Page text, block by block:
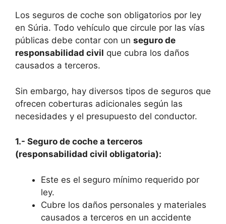
Los seguros de coche son obligatorios por ley
en Súria. Todo vehículo que circule por las vías
públicas debe contar con un seguro de
responsabilidad civil que cubra los daños
causados a terceros.
Sin embargo, hay diversos tipos de seguros que
ofrecen coberturas adicionales según las
necesidades y el presupuesto del conductor.
1.- Seguro de coche a terceros
(responsabilidad civil obligatoria):
Este es el seguro mínimo requerido por
ley.
Cubre los daños personales y materiales
causados a terceros en un accidente